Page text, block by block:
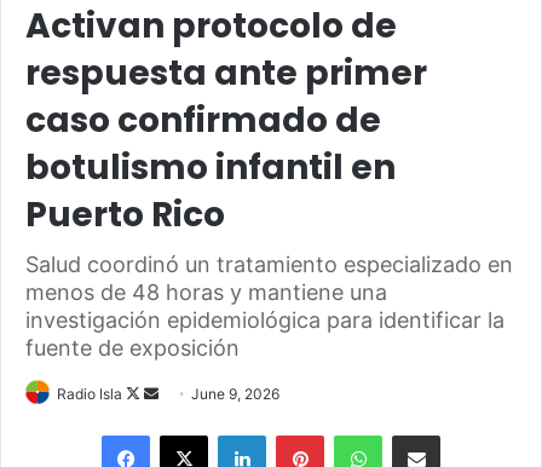
Activan protocolo de
respuesta ante primer
caso confirmado de
botulismo infantil en
Puerto Rico
Salud coordinó un tratamiento especializado en
menos de 48 horas y mantiene una
investigación epidemiológica para identificar la
fuente de exposición
Radio Isla
Follow
Send
email
June 9, 2026
Facebook
X LinkedInPinterestWhatsAppShare via Email